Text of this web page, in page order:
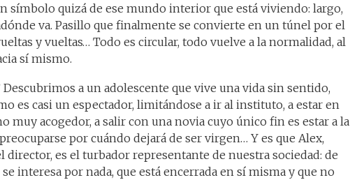
símbolo quizá de ese mundo interior que está viviendo: largo,
va. Pasillo que finalmente se convierte en un túnel por el
y vueltas… Todo es circular, todo vuelve a la normalidad, al
sí mismo.
Descubrimos a un adolescente que vive una vida sin sentido,
es casi un espectador, limitándose a ir al instituto, a estar en
muy acogedor, a salir con una novia cuyo único fin es estar a la
por cuándo dejará de ser virgen… Y es que Alex,
director, es el turbador representante de nuestra sociedad: de
interesa por nada, que está encerrada en sí misma y que no